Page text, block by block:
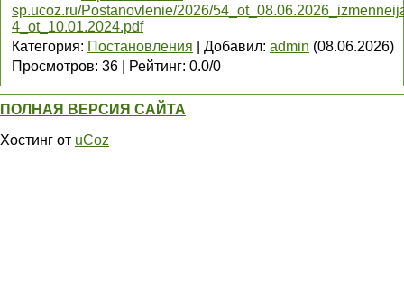
sp.ucoz.ru/Postanovlenie/2026/
4_ot_10.01.2024.pdf
Категория: Постановления Добавил: admin (08.06.2026)
Просмотров: 36 Рейтинг: 0.0/0
ПОЛНАЯ ВЕРСИЯ САЙТА
Хостинг от uCoz